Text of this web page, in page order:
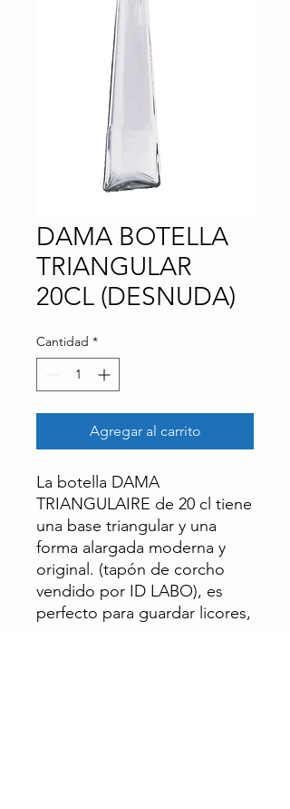
DAMA BOTELLA
TRIANGULAR
20CL (DESNUDA)
Cantidad *
Agregar al carrito
La botella DAMA
TRIANGULAIRE de 20 cl tiene
una base triangular y una
forma alargada moderna y
original. (tapón de corcho
vendido por ID LABO), es
perfecto para guardar licores,